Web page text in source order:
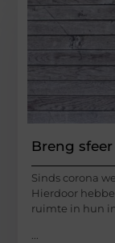
Breng
Sinds corona
Hierdoor
ruimte in hun
...